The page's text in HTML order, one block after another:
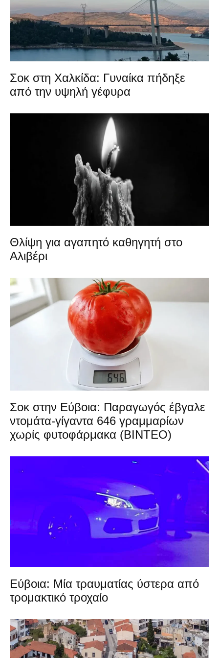
Σοκ στη Χαλκίδα: Γυναίκα πήδηξε
από την υψηλή γέφυρα
Θλίψη για αγαπητό καθηγητή στο
Αλιβέρι
Σοκ στην Εύβοια: Παραγωγός έβγαλε
ντομάτα-γίγαντα 646 γραμμαρίων
χωρίς φυτοφάρμακα (ΒΙΝΤΕΟ)
Εύβοια: Μία τραυματίας ύστερα από
τρομακτικό τροχαίο